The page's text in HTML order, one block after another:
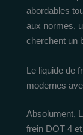
abordables
aux normes,
cherchent un
Le liquide de
modernes
Absolument,
frein DOT 4